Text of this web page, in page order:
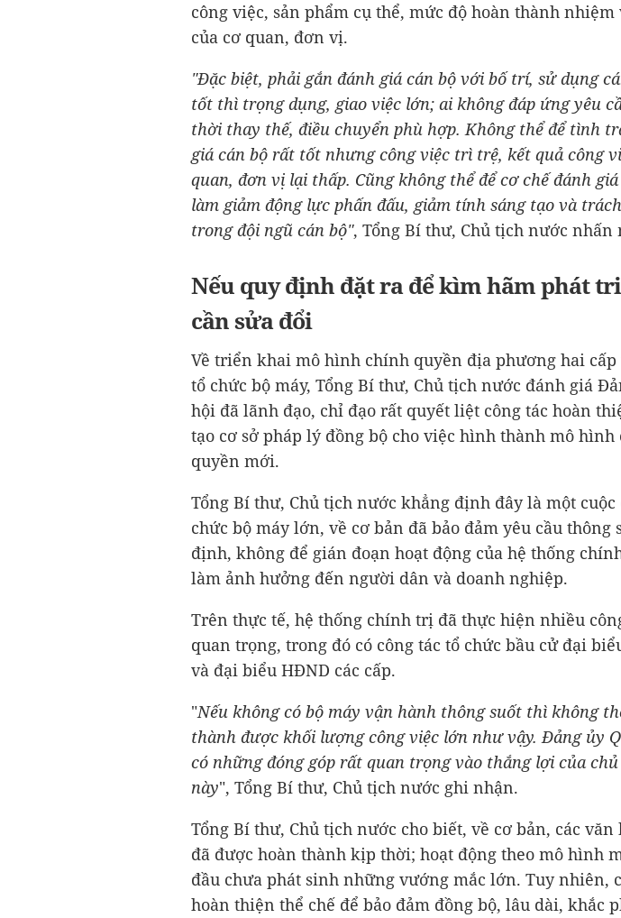
công việc, sản phẩm cụ thể, mức độ hoàn thành
của cơ quan, đơn vị.
"Đặc biệt, phải gắn đánh giá cán bộ với bố trí, sử dụng
tốt thì trọng dụng, giao việc lớn; ai không đáp ứng yêu
thời thay thế, điều chuyển phù hợp. Không thể để tình
giá cán bộ rất tốt nhưng công việc trì trệ, kết quả công
quan, đơn vị lại thấp. Cũng không thể để cơ chế đánh giá
làm giảm động lực phấn đấu, giảm tính sáng tạo và
trong đội ngũ cán bộ", Tổng Bí thư, Chủ tịch nước nhấn
Nếu quy định đặt ra để kìm hãm phát
cần sửa đổi
Về triển khai mô hình chính quyền địa phương hai cấp
tổ chức bộ máy, Tổng Bí thư, Chủ tịch nước đánh giá
hội đã lãnh đạo, chỉ đạo rất quyết liệt công tác hoàn
tạo cơ sở pháp lý đồng bộ cho việc hình thành mô
quyền mới.
Tổng Bí thư, Chủ tịch nước khẳng định đây là một cuộc
chức bộ máy lớn, về cơ bản đã bảo đảm yêu cầu thông
định, không để gián đoạn hoạt động của hệ thống
làm ảnh hưởng đến người dân và doanh nghiệp.
Trên thực tế, hệ thống chính trị đã thực hiện nhiều
quan trọng, trong đó có công tác tổ chức bầu cử đại
và đại biểu HĐND các cấp.
"Nếu không có bộ máy vận hành thông suốt thì không
thành được khối lượng công việc lớn như vậy. Đảng ủy
có những đóng góp rất quan trọng vào thắng lợi của
này", Tổng Bí thư, Chủ tịch nước ghi nhận.
Tổng Bí thư, Chủ tịch nước cho biết, về cơ bản, các
đã được hoàn thành kịp thời; hoạt động theo mô hình
đầu chưa phát sinh những vướng mắc lớn. Tuy nhiên,
hoàn thiện thể chế để bảo đảm đồng bộ, lâu dài, khắc